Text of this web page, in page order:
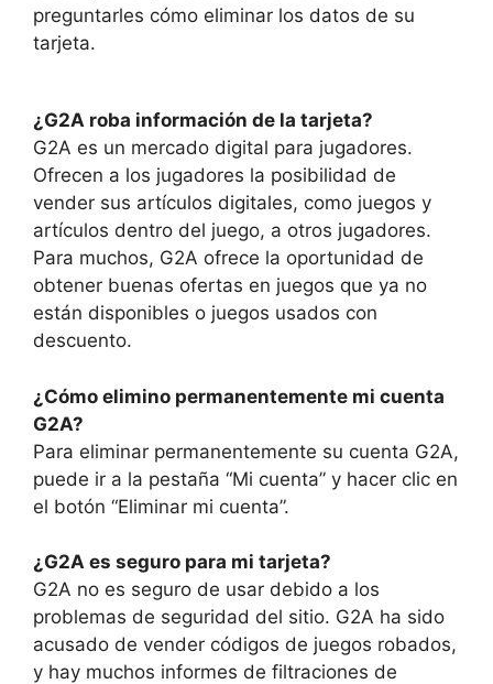
preguntarles cómo eliminar los datos de su
tarjeta.
¿G2A roba información de la tarjeta?
G2A es un mercado digital para jugadores.
Ofrecen a los jugadores la posibilidad de
vender sus artículos digitales, como juegos y
artículos dentro del juego, a otros jugadores.
Para muchos, G2A ofrece la oportunidad de
obtener buenas ofertas en juegos que ya no
están disponibles o juegos usados ​​con
descuento.
¿Cómo elimino permanentemente mi cuenta
G2A?
Para eliminar permanentemente su cuenta G2A,
puede ir a la pestaña “Mi cuenta” y hacer clic en
el botón “Eliminar mi cuenta”.
¿G2A es seguro para mi tarjeta?
G2A no es seguro de usar debido a los
problemas de seguridad del sitio. G2A ha sido
acusado de vender códigos de juegos robados,
y hay muchos informes de filtraciones de